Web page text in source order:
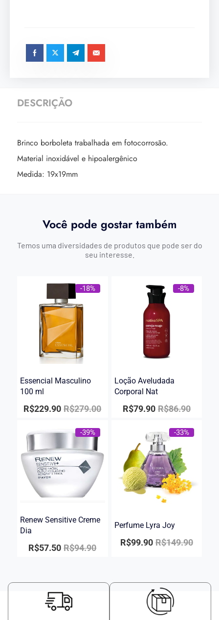
DESCRIÇÃO
Brinco borboleta trabalhada em fotocorrosão.
Material inoxidável e hipoalergênico
Medida: 19x19mm
Você pode gostar também
Temos uma diversidades de produtos que pode ser do
seu interesse.
-18%
Essencial Masculino
100 ml
R$279.00
R$229.90
-8%
Loção Aveludada
Corporal Nat
R$86.90
R$79.90
-39%
Renew Sensitive Creme
Dia
R$94.90
R$57.50
-33%
Perfume Lyra Joy
R$149.90
R$99.90